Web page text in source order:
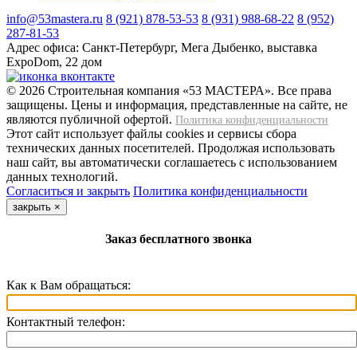
info@53mastera.ru 8 (921) 878-53-53 8 (931) 988-68-22 8 (952)
287-81-53
Адрес офиса: Санкт-Петербург, Мега Дыбенко, выставка
ExpoDom, 22 дом
© 2026 Строительная компания «53 МАСТЕРА». Все права
защищены. Цены и информация, представленные на сайте, не
являются публичной офертой. Политика конфиденциальности
Этот сайт использует файлы cookies и сервисы сбора
технических данных посетителей. Продолжая использовать
наш сайт, вы автоматически соглашаетесь с использованием
данных технологий.
Согласиться и закрыть Политика конфиденциальности
закрыть ×
Заказ бесплатного звонка
Как к Вам обращаться:
Контактный телефон: